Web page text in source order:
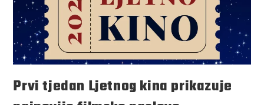
Prvi tjedan Ljetnog kina prikazuje